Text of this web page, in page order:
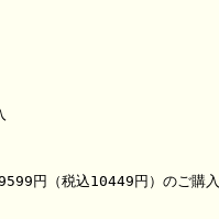
円（税込10449円）のご購入